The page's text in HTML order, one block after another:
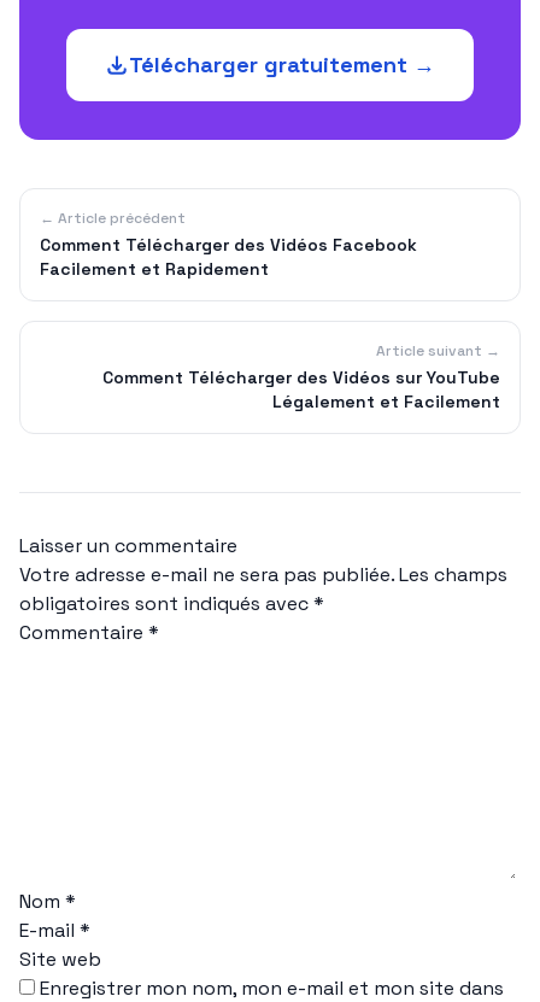
Télécharger gratuitement →
← Article précédent
Comment Télécharger des Vidéos Facebook
Facilement et Rapidement
Article suivant →
Comment Télécharger des Vidéos sur YouTube
Légalement et Facilement
Laisser un commentaire
Votre adresse e-mail ne sera pas publiée.Les champs
obligatoires sont indiqués avec*
Commentaire *
Nom *
E-mail *
Site web
Enregistrer mon nom, mon e-mail et mon site dans